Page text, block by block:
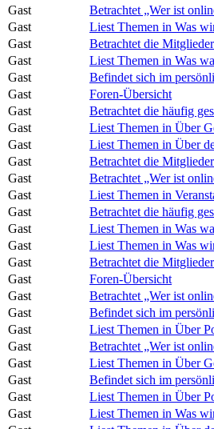
Gast
Betrachtet „Wer ist
Gast
Liest Themen in Was
Gast
Betrachtet die
Gast
Liest Themen in Was
Gast
Befindet sich im
Gast
Foren-Übersicht
Gast
Betrachtet die häufig
Gast
Liest Themen in Über
Gast
Liest Themen in Über
Gast
Betrachtet die
Gast
Betrachtet „Wer ist
Gast
Liest Themen in
Gast
Betrachtet die häufig
Gast
Liest Themen in Was
Gast
Liest Themen in Was
Gast
Betrachtet die
Gast
Foren-Übersicht
Gast
Betrachtet „Wer ist
Gast
Befindet sich im
Gast
Liest Themen in Über
Gast
Betrachtet „Wer ist
Gast
Liest Themen in Über
Gast
Befindet sich im
Gast
Liest Themen in Über
Gast
Liest Themen in Was